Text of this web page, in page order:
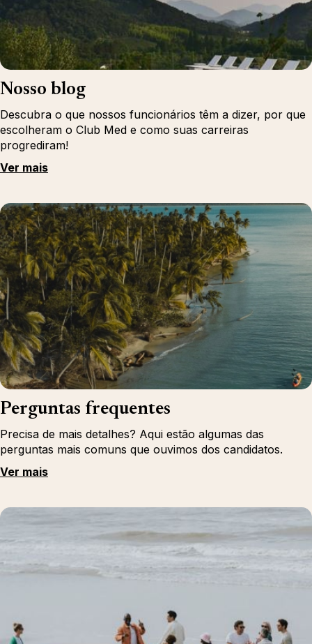
Nosso blog
Descubra o que nossos funcionários têm a dizer, por que
escolheram o Club Med e como suas carreiras
progrediram!
Ver mais
Perguntas frequentes
Precisa de mais detalhes? Aqui estão algumas das
perguntas mais comuns que ouvimos dos candidatos.
Ver mais